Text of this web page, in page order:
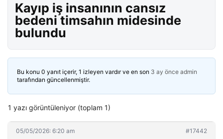
Kayıp iş insanının cansız
bedeni timsahın midesinde
bulundu
Bu konu 0 yanıt içerir, 1 izleyen vardır ve en son 3 ay önce admin
tarafından güncellenmiştir.
1 yazı görüntüleniyor (toplam 1)
05/05/2026: 6:20 am #17442